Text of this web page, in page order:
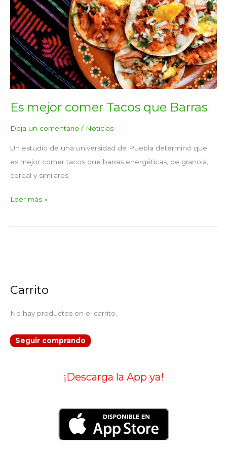
Es mejor comer Tacos que Barras
Deja un comentario / Noticias
Un estudio de una universidad de Puebla determinó que
es mejor comer tacos que barras energéticas, de granola,
cereal y similares.
que
Barras
Leer más »
Carrito
No hay productos en el carrito.
Seguir comprando
¡Descarga la App ya!